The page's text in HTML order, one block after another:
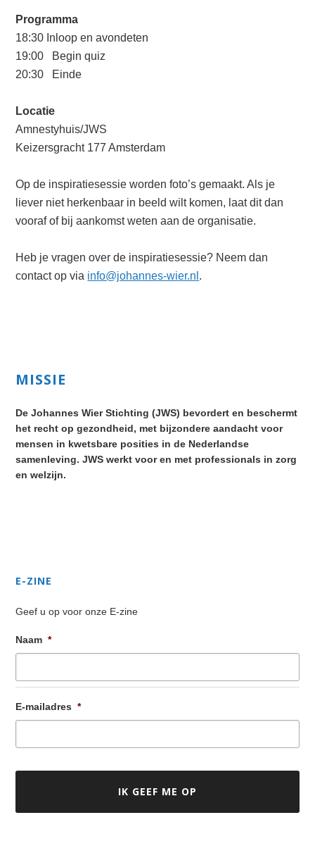
Programma
18:30 Inloop en avondeten
19:00 Begin quiz
20:30 Einde
Locatie
Amnestyhuis/JWS
Keizersgracht 177 Amsterdam
Op de inspiratiesessie worden foto’s gemaakt. Als je
liever niet herkenbaar in beeld wilt komen, laat dit dan
vooraf of bij aankomst weten aan de organisatie.
Heb je vragen over de inspiratiesessie? Neem dan
contact op via info@johannes-wier.nl .
Primary
MISSIE
De Johannes Wier Stichting (JWS) bevordert en beschermt
het recht op gezondheid, met bijzondere aandacht voor
mensen in kwetsbare posities in de Nederlandse
samenleving. JWS werkt voor en met professionals in zorg
en welzijn.
E-ZINE
Geef u op voor onze E-zine
Naam *
E-mailadres *